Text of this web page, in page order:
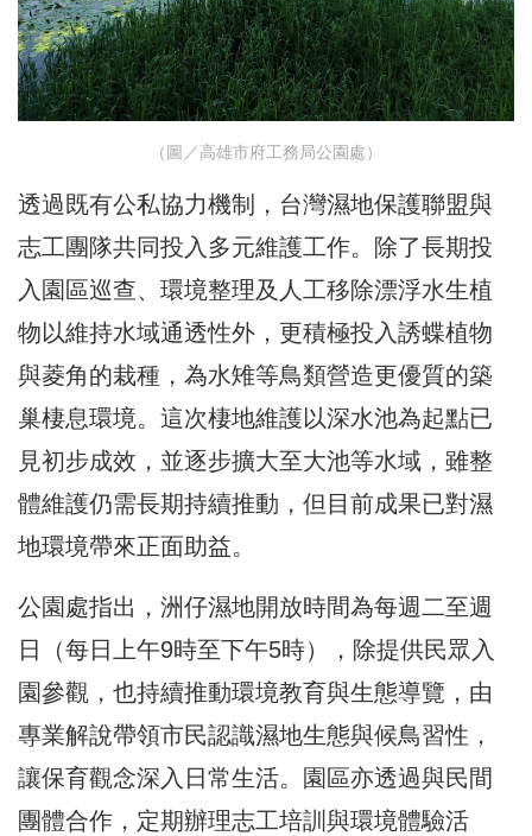
（圖／高雄市府工務局公園處）
透過既有公私協力機制，台灣濕地保護聯盟與
志工團隊共同投入多元維護工作。除了長期投
入園區巡查、環境整理及人工移除漂浮水生植
物以維持水域通透性外，更積極投入誘蝶植物
與菱角的栽種，為水雉等鳥類營造更優質的築
巢棲息環境。這次棲地維護以深水池為起點已
見初步成效，並逐步擴大至大池等水域，雖整
體維護仍需長期持續推動，但目前成果已對濕
地環境帶來正面助益。
公園處指出，洲仔濕地開放時間為每週二至週
日（每日上午9時至下午5時），除提供民眾入
園參觀，也持續推動環境教育與生態導覽，由
專業解說帶領市民認識濕地生態與候鳥習性，
讓保育觀念深入日常生活。園區亦透過與民間
團體合作，定期辦理志工培訓與環境體驗活